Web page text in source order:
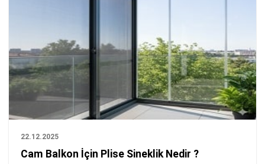
22.12.2025
Cam Balkon İçin Plise Sineklik Nedir ?